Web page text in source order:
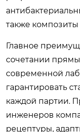
также
Главное
сочетании
современной
гарантировать
каждой партии.
инженеров
рецептуры,